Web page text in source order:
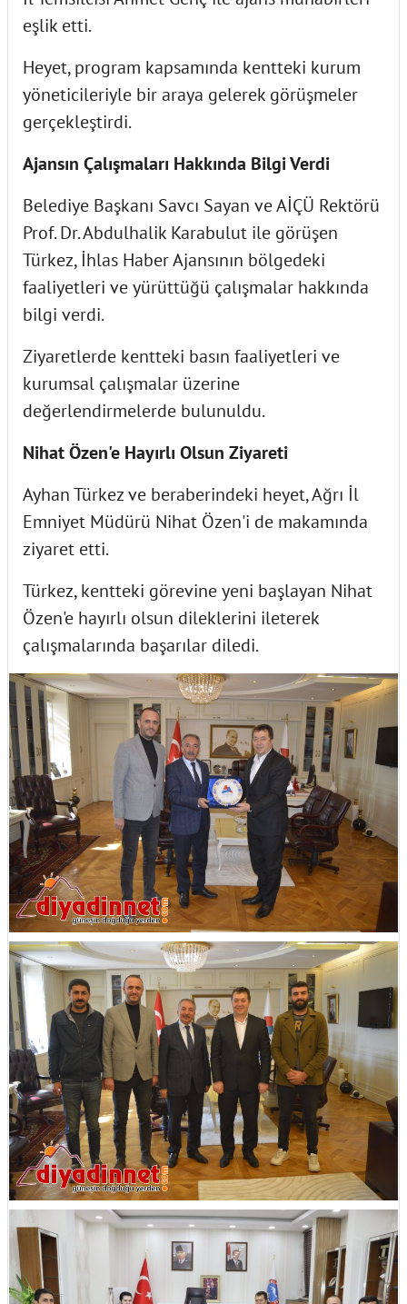
eşlik etti.
Heyet, program kapsamında kentteki kurum
yöneticileriyle bir araya gelerek görüşmeler
gerçekleştirdi.
Ajansın Çalışmaları Hakkında Bilgi Verdi
Belediye Başkanı Savcı Sayan ve AİÇÜ Rektörü
Prof. Dr. Abdulhalik Karabulut ile görüşen
Türkez, İhlas Haber Ajansının bölgedeki
faaliyetleri ve yürüttüğü çalışmalar hakkında
bilgi verdi.
Ziyaretlerde kentteki basın faaliyetleri ve
kurumsal çalışmalar üzerine
değerlendirmelerde bulunuldu.
Nihat Özen'e Hayırlı Olsun Ziyareti
Ayhan Türkez ve beraberindeki heyet, Ağrı İl
Emniyet Müdürü Nihat Özen'i de makamında
ziyaret etti.
Türkez, kentteki görevine yeni başlayan Nihat
Özen'e hayırlı olsun dileklerini ileterek
çalışmalarında başarılar diledi.